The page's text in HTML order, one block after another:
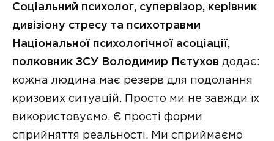
Соціальний психолог, супервізор, керівник
дивізіону стресу та психотравми
Національної психологічної асоціації,
полковник ЗСУ Володимир Пєтухов додає:
кожна людина має резерв для подолання
кризових ситуацій. Просто ми не завжди їх
використовуємо. Є прості форми
сприйняття реальності. Ми сприймаємо